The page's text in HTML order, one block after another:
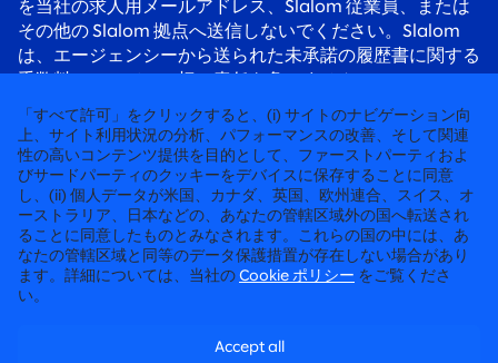
を当社の求人用メールアドレス、Slalom 従業員、または
その他の Slalom 拠点へ送信しないでください。Slalom
は、エージェンシーから送られた未承諾の履歴書に関する
応募者の皆様へ： 採用詐欺にご注意ください。Slalom の
リクルーターは必ず @slalom.com のメールアドレスを使
用してご連絡します。また、採用プロセスの一環として、
候補者に料金を請求することは決してありません。
徹底して“人”に向き合うコンサルティング
©2026 SLALOM, INC. 無断転載禁止
「すべて許可」をクリックすると、(i) サイトのナビゲーション向
上、サイト利用状況の分析、パフォーマンスの改善、そして関連
性の高いコンテンツ提供を目的として、ファーストパーティおよ
びサードパーティのクッキーをデバイスに保存することに同意
し、(ii) 個人データが米国、カナダ、英国、欧州連合、スイス、オ
ーストラリア、日本などの、あなたの管轄区域外の国へ転送され
ることに同意したものとみなされます。これらの国の中には、あ
なたの管轄区域と同等のデータ保護措置が存在しない場合があり
ます。詳細については、当社の Cookie ポリシー をご覧くださ
い。
Accept all